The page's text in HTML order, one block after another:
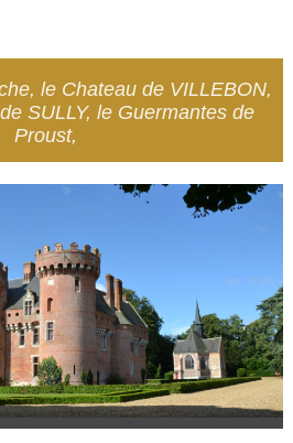
le Chateau de VILLEBON,
SULLY, le Guermantes de
Proust,